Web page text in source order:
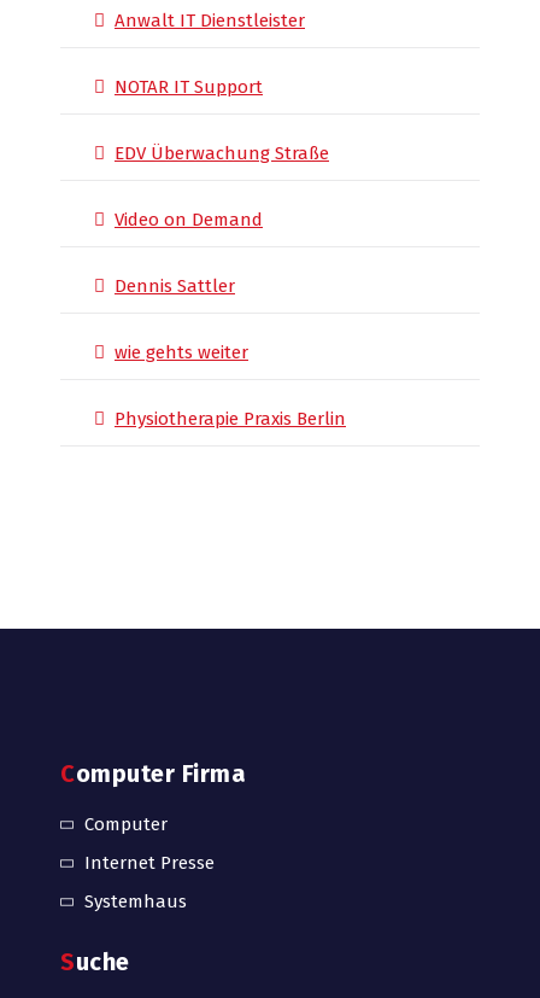
Anwalt IT Dienstleister
NOTAR IT Support
EDV Überwachung Straße
Video on Demand
Dennis Sattler
wie gehts weiter
Physiotherapie Praxis Berlin
Computer Firma
Computer
Internet Presse
Systemhaus
Suche